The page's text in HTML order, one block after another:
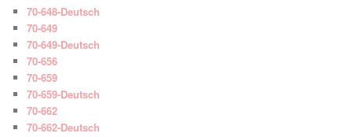
70-648-Deutsch
70-649
70-649-Deutsch
70-656
70-659
70-659-Deutsch
70-662
70-662-Deutsch